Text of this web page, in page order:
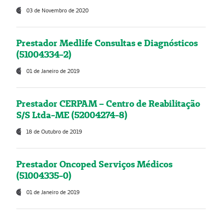
03 de Novembro de 2020
Prestador Medlife Consultas e Diagnósticos
(51004334-2)
01 de Janeiro de 2019
Prestador CERPAM – Centro de Reabilitação
S/S Ltda-ME (52004274-8)
18 de Outubro de 2019
Prestador Oncoped Serviços Médicos
(51004335-0)
01 de Janeiro de 2019